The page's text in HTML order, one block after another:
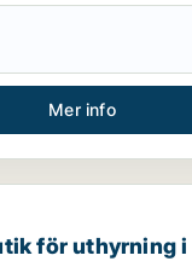
Mer info
uthyrning i Göteborg
för uthyrning i